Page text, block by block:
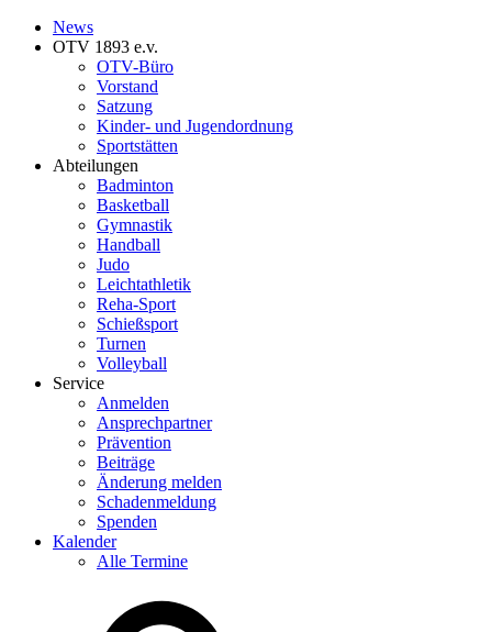
News
OTV 1893 e.v.
OTV-Büro
Vorstand
Satzung
Kinder- und Jugendordnung
Sportstätten
Abteilungen
Badminton
Basketball
Gymnastik
Handball
Judo
Leichtathletik
Reha-Sport
Schießsport
Turnen
Volleyball
Service
Anmelden
Ansprechpartner
Prävention
Beiträge
Änderung melden
Schadenmeldung
Spenden
Kalender
Alle Termine